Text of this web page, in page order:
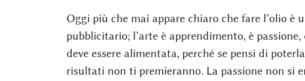
Oggi più che mai appare chiaro che fare l’olio è
pubblicitario; l’arte è apprendimento, è
deve essere alimentata, perché se pensi di
risultati non ti premieranno. La passione non si